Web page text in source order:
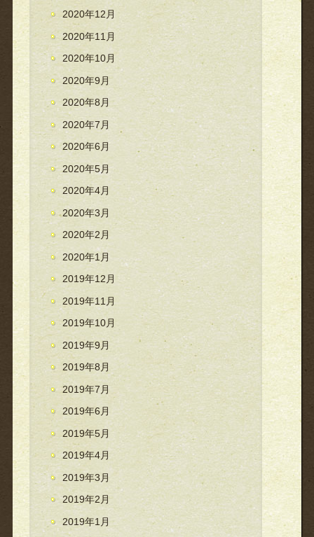
2020年12月
2020年11月
2020年10月
2020年9月
2020年8月
2020年7月
2020年6月
2020年5月
2020年4月
2020年3月
2020年2月
2020年1月
2019年12月
2019年11月
2019年10月
2019年9月
2019年8月
2019年7月
2019年6月
2019年5月
2019年4月
2019年3月
2019年2月
2019年1月